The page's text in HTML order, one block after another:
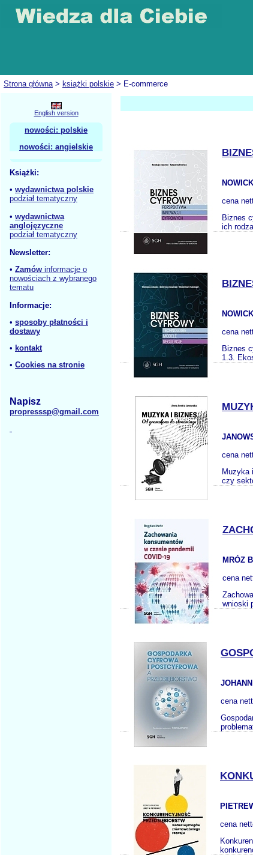
Strona główna> książki polskie > E-commerce
English version
nowości: polskie
nowości: angielskie
Książki:
• wydawnictwa polskie
podział tematyczny
• wydawnictwa
anglojęzyczne
podział tematyczny
Newsletter:
• Zamów informacje o
nowościach z wybranego
tematu
Informacje:
• sposoby płatności i
dostawy
• kontakt
• Cookies na stronie
Napisz
propresssp@gmail.com
cena
Biznes
ich
cena
Biznes
1.3.
cena
Muzyka
czy
MRÓZ
cena
wnioski
cena
cena